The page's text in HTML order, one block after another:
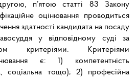
п’ятою статті 83 Закону
оцінювання проводиться
здатності кандидата на посаду
у відповідному суді за
критеріями. Критеріями
є: 1) компетентність
соціальна тощо); 2) професійна